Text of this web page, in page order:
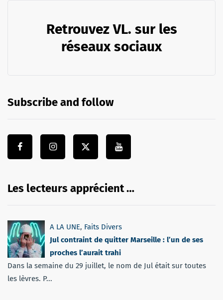
Retrouvez VL. sur les
réseaux sociaux
Subscribe and follow
Les lecteurs apprécient …
A LA UNE, Faits Divers
Jul contraint de quitter Marseille : l’un de ses
proches l’aurait trahi
Dans la semaine du 29 juillet, le nom de Jul était sur toutes
les lèvres. P...